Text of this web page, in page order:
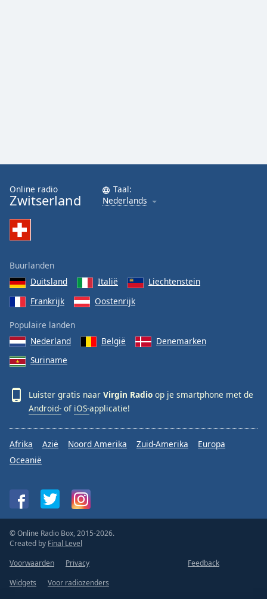
Online radio
Zwitserland
Taal:
Nederlands
Buurlanden
Duitsland
Italië
Liechtenstein
Frankrijk
Oostenrijk
Populaire landen
Nederland
België
Denemarken
Suriname
Luister gratis naar Virgin Radio op je smartphone met de
Android- of iOS-applicatie!
Afrika Azië Noord Amerika Zuid-Amerika
Europa
Oceanië
© Online Radio Box, 2015-2026.
Created by Final Level
Voorwaarden
Privacy
Feedback
Widgets
Voor radiozenders